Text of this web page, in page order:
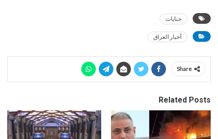
جنايات
أخبار العراق
Share
Related Posts